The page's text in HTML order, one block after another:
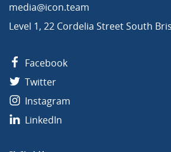
media@icon.team
Level 1, 22 Cordelia Street South
Facebook
Twitter
Instagram
LinkedIn